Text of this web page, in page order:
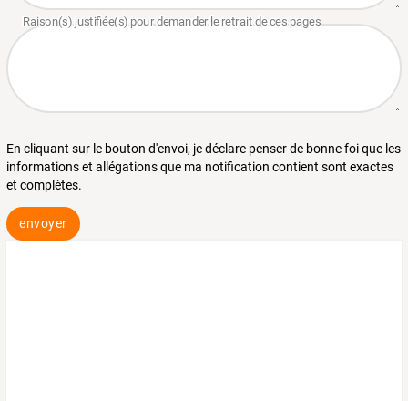
En cliquant sur le bouton d'envoi, je déclare penser de bonne foi que les
informations et allégations que ma notification contient sont exactes
et complètes.
envoyer